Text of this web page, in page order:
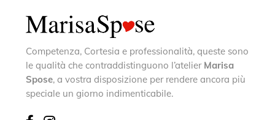
Competenza, Cortesia e professionalità, queste sono
le qualità che contraddistinguono l’atelier Marisa
Spose, a vostra disposizione per rendere ancora più
speciale un giorno indimenticabile.